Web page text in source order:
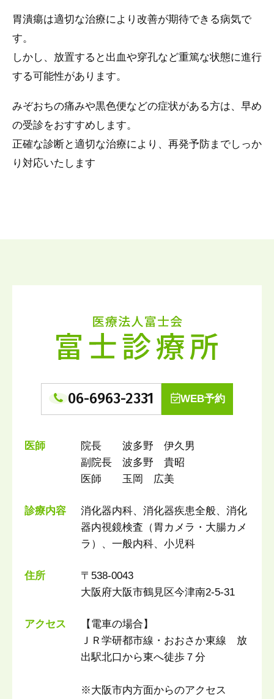
胃潰瘍は適切な治療により改善が期待できる病気で
す。
しかし、放置すると出血や穿孔など重篤な状態に進行
する可能性があります。
みぞおちの痛みや黒色便などの症状がある方は、早め
の受診をおすすめします。
正確な診断と適切な治療により、再発予防までしっか
り対応いたします
06-6963-2331 WEB予約
医師
院長 波多野 伊久男
副院長 波多野 貴昭
医師 玉岡 広美
診療内容
消化器内科、消化器疾患全般、消化
器内視鏡検査（胃カメラ・大腸カメ
ラ）、一般内科、小児科
住所
〒538-0043
大阪府大阪市鶴見区今津南2-5-31
アクセス
【電車の場合】
ＪＲ学研都市線・おおさか東線 放
出駅北口から東へ徒歩７分
※大阪市内方面からのアクセス